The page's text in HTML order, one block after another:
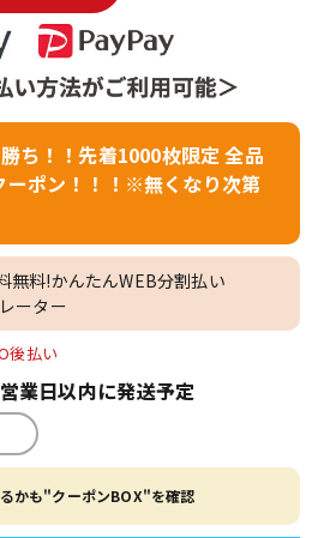
ち！！先着1000枚限定 全品
ーポン！！！※無くなり次第
無料!かんたんWEB分割払い
ーター
後払い
業日以内に発送予定
かも"クーポンBOX"を確認